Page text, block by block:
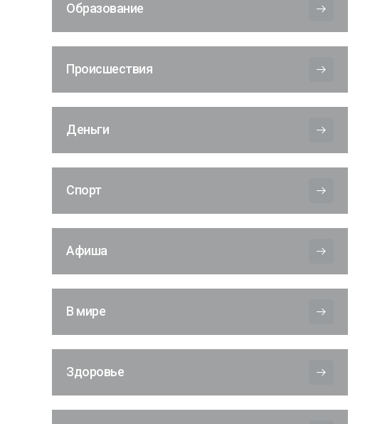
Образование
Происшествия
Деньги
Спорт
Афиша
В мире
Здоровье